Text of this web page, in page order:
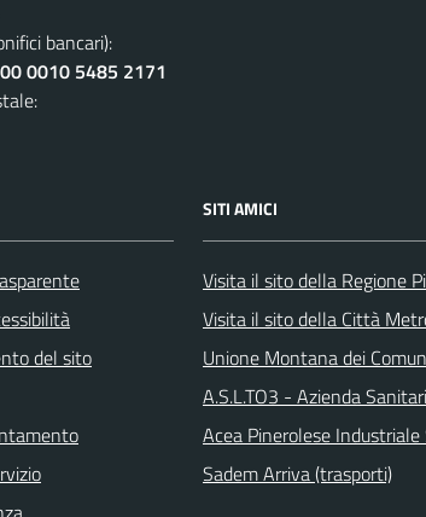
bancari):
0010 5485 2171
del sito
SITI AMICI
Visita il sito della Regione
Visita il sito della Città
Unione Montana dei
A.S.L.TO3 - Azienda
Acea Pinerolese Industriale
Sadem Arriva (trasporti)